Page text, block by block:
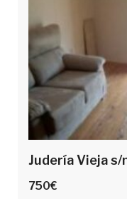
Judería Vieja s/
750€